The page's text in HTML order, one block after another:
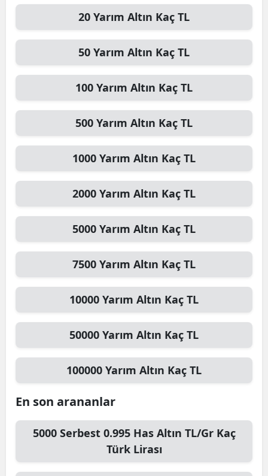
20 Yarım Altın Kaç TL
50 Yarım Altın Kaç TL
100 Yarım Altın Kaç TL
500 Yarım Altın Kaç TL
1000 Yarım Altın Kaç TL
2000 Yarım Altın Kaç TL
5000 Yarım Altın Kaç TL
7500 Yarım Altın Kaç TL
10000 Yarım Altın Kaç TL
50000 Yarım Altın Kaç TL
100000 Yarım Altın Kaç TL
En son arananlar
5000 Serbest 0.995 Has Altın TL/GrKaç
Türk Lirası